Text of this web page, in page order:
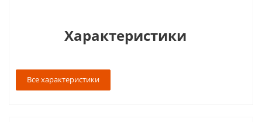
Характеристики
Все характеристики